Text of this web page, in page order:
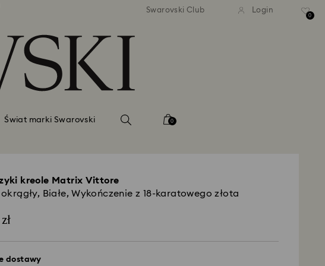
Bezpłatna standardowa wysyłka dla
zamówień powyżej 420 PLN
Bezpłatna standardowa
zamówień powyżej 420
Swarovski Club Login
0
Świat marki Swarovski 0
kreole Matrix Vittore
Białe, Wykończenie z 18-karatowego złota
dostawy